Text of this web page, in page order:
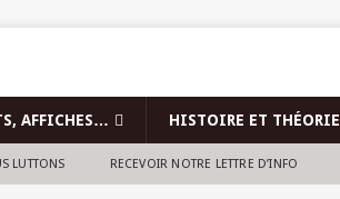
AFFICHES… HISTOIRE ET THÉORIE
LUTTONS RECEVOIR NOTRE LETTRE D’INFO